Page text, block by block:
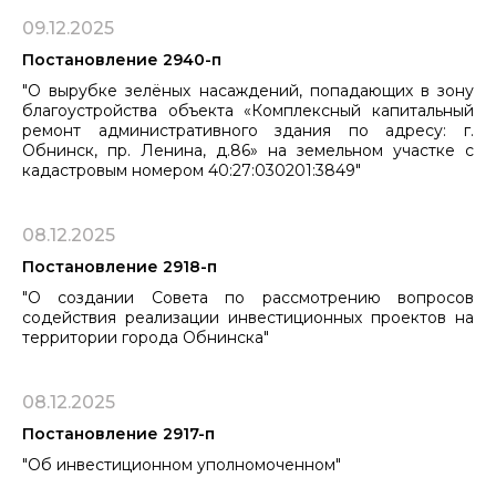
09.12.2025
Постановление 2940-п
"О вырубке зелёных насаждений, попадающих в зону
благоустройства объекта «Комплексный капитальный
ремонт административного здания по адресу: г.
Обнинск, пр. Ленина, д.86» на земельном участке с
кадастровым номером 40:27:030201:3849"
08.12.2025
Постановление 2918-п
"О создании Совета по рассмотрению вопросов
содействия реализации инвестиционных проектов на
территории города Обнинска"
08.12.2025
Постановление 2917-п
"Об инвестиционном уполномоченном"